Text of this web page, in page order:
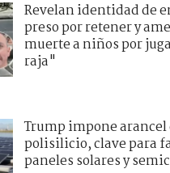
Revelan identidad de
preso por retener y
muerte a niños por
raja"
Trump impone arancel
polisilicio, clave para
paneles solares y